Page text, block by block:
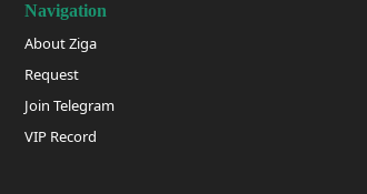
Navigation
About Ziga
Request
Join Telegram
VIP Record